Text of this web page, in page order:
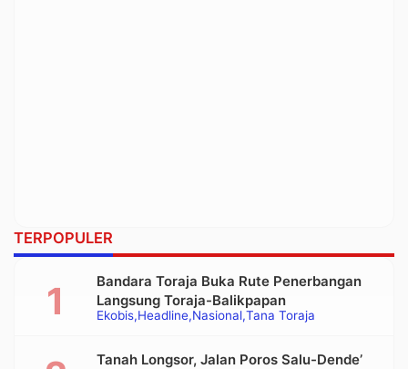
TERPOPULER
Ekobis Headline Nasional Tana Toraja
Bandara Toraja Buka Rute Penerbangan
Langsung Toraja-Balikpapan
Tanah Longsor, Jalan Poros Salu-Dende’